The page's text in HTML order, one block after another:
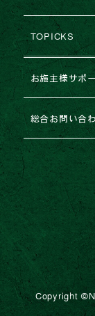
グループ企
沿革・変遷
ESGの取り
レポート
建築協力業
不動産売却
法人のお
TOPICKS
2026年
2025年
2024年
2023年
お施主様サポ
総合お問い合
Copyright